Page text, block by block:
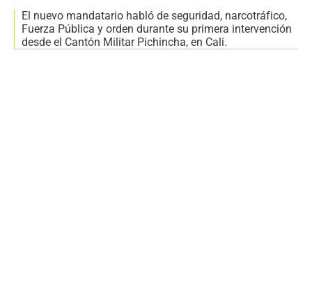
El nuevo mandatario habló de seguridad, narcotráfico,
Fuerza Pública y orden durante su primera intervención
desde el Cantón Militar Pichincha, en Cali.